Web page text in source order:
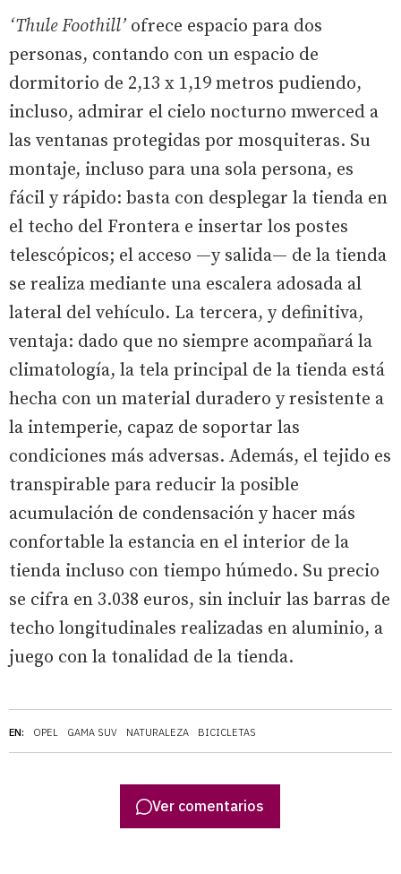
EN: OPEL GAMA SUV NATURALEZA BICICLETAS
‘Thule Foothill’ ofrece espacio para dos
personas, contando con un espacio de
dormitorio de 2,13 x 1,19 metros pudiendo,
incluso, admirar el cielo nocturno mwerced a
las ventanas protegidas por mosquiteras. Su
montaje, incluso para una sola persona, es
fácil y rápido: basta con desplegar la tienda en
el techo del Frontera e insertar los postes
telescópicos; el acceso —y salida— de la tienda
se realiza mediante una escalera adosada al
lateral del vehículo. La tercera, y definitiva,
ventaja: dado que no siempre acompañará la
climatología, la tela principal de la tienda está
hecha con un material duradero y resistente a
la intemperie, capaz de soportar las
condiciones más adversas. Además, el tejido es
transpirable para reducir la posible
acumulación de condensación y hacer más
confortable la estancia en el interior de la
tienda incluso con tiempo húmedo. Su precio
se cifra en 3.038 euros, sin incluir las barras de
techo longitudinales realizadas en aluminio, a
juego con la tonalidad de la tienda.
Ver comentarios